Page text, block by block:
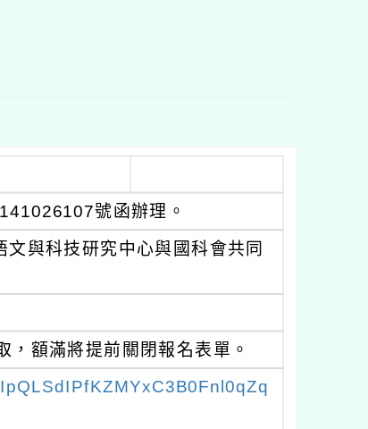
號函辦理。
與科技研究中心與國科會共同
額滿將提前關閉報名表單。